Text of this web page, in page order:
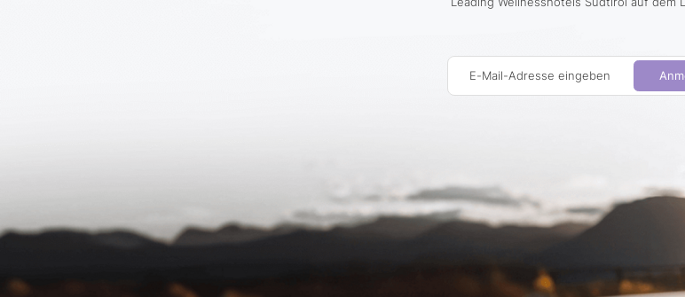
E-Mail-Adresse eingeben